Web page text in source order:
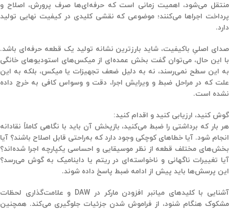
منتقل می‌شود، اهمیت زمانی است که حرفه‌ای‌ها صرف پرورش، اصلاح و
پرداخت اجراها می‌کنند؛ موضوعی که نقشی کلیدی در کیفیت نهایی تولید
دارد.
صدای اصلیِ باکیفیت، شاید بارزترین نشانه تولید یک قطعه حرفه‌ای باشد.
با این حال، می‌توان گفت بخش عمده‌ای از میکس‌های استودیوهای خانگی
به این سطح نمی‌رسند، نه به دلیل ضعف تجهیزات یا میکس، بلکه به این
علت که در مراحل ضبط و ویرایش اجرا، دقت و وسواس کافی به خرج داده
نشده است.
گوش کنید، ارزیابی کنید و اقدام کنید:
هر بار که برداشتی را ضبط می‌کنید، بازپخش آن باید با نگاهی کاملاً نقادانه
انجام شود. آیا خطاهای کوچکی وجود دارد که به‌راحتی قابل اصلاح باشند؟ آیا
بخش‌های مختلف قطعه از نظر موسیقایی و احساسی یکپارچه اجرا شده‌اند؟
آیا تغییرات ناگهانی و ناخواسته‌ای در ریتم یا داینامیک به گوش می‌رسد؟
این پرسش‌ها باید پیش از ادامه ضبط پاسخ داده شوند.
آشنایی با کلیدهای میانبر افزودن مارکر در DAW و علامت‌گذاری لحظات
مشکوک هنگام شنود، از فراموش شدن جزئیات جلوگیری می‌کند. همچنین